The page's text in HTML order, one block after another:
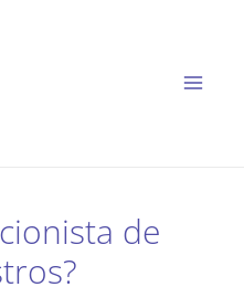
de